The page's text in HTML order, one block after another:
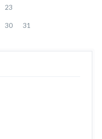
23
30 31